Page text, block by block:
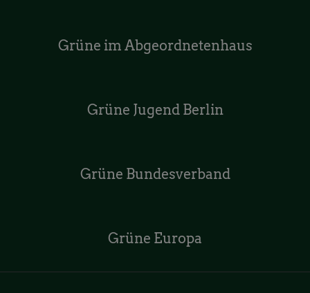
Grüne im Abgeordnetenhaus
Grüne Jugend Berlin
Grüne Bundesverband
Grüne Europa